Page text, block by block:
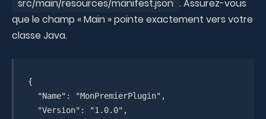
src/main/resources/manifest.json . Assurez-vous
que le champ « Main » pointe exactement vers votre
classe Java.
{